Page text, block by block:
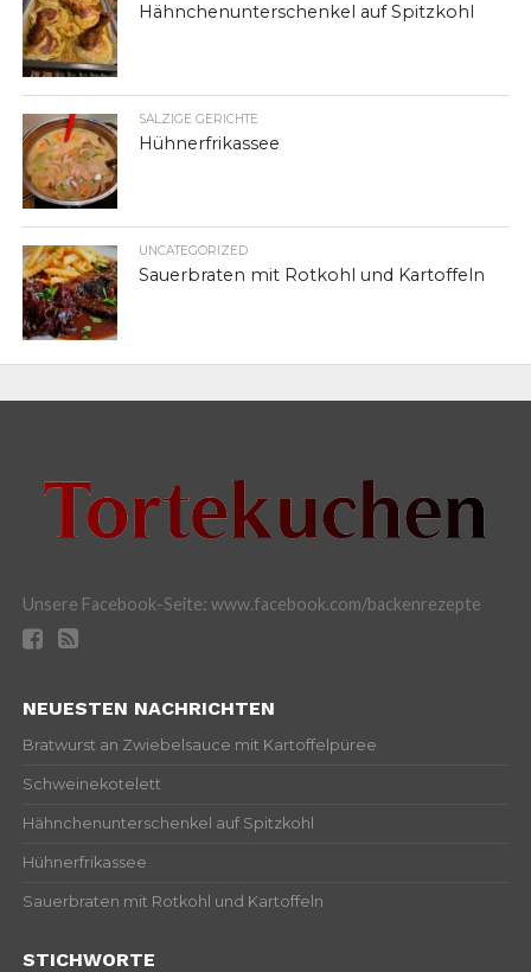
Hähnchenunterschenkel auf Spitzkohl
SALZIGE GERICHTE
Hühnerfrikassee
UNCATEGORIZED
Sauerbraten mit Rotkohl und Kartoffeln
Unsere Facebook-Seite: www.facebook.com/backenrezepte
NEUESTEN NACHRICHTEN
Bratwurst an Zwiebelsauce mit Kartoffelpüree
Schweinekotelett
Hähnchenunterschenkel auf Spitzkohl
Hühnerfrikassee
Sauerbraten mit Rotkohl und Kartoffeln
STICHWORTE